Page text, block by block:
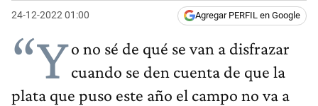
24-12-2022 01:00 Agregar PERFIL en Google
“Yo no sé de qué se van a disfrazar
cuando se den cuenta de que la
plata que puso este año el campo no va a